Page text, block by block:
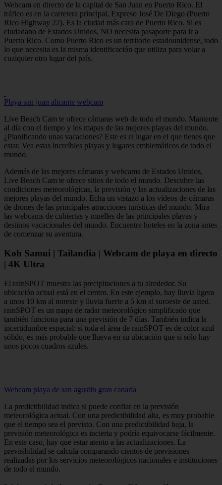
Webcam en directo de la capital de San Juan en Puerto Rico. El
tráfico es en la carretera principal, Expreso José De Diego (Puerto
Rico Highway 22). Es la ciudad más cara de Puerto Rico. Si es
ciudadano de Estados Unidos, NO necesita pasaporte para ir a
Puerto Rico. Como Puerto Rico es un territorio estadounidense, todo
lo que necesita es la misma identificación que utiliza para volar a
cualquier otro lugar del país.
Playa san juan alicante webcam
Live Beach Cam te ofrece cámaras web de todo el mundo. Mantente
al día con el tiempo y los mapas de las mejores playas del mundo.
¿Planificando unas vacaciones? Este es el lugar en el que tienes que
estar. Vea estas increíbles playas y lugares emblemáticos de todo el
mundo.
Además de las mejores cámaras y webcams de Estados Unidos,
Live Beach Cam te ofrece sitios de todo el mundo. Descubre las
condiciones meteorológicas, la previsión y las actualizaciones de las
mejores playas del mundo. Echa un vistazo a los vídeos de cámaras
de drones de las principales atracciones turísticas del mundo. Mira
las webcams de cubiertas y muelles de las principales playas y
destinos vacacionales del mundo. Encuentre hoteles en la zona antes
de comenzar su aventura.
Koh Samui | Tailandia | Webcam de playa en directo
| 4K Ultra
El rainSPOT muestra las precipitaciones a tu alrededor. Su
ubicación actual está en el centro. En este ejemplo, hay lluvia ligera
a unos 10 km al noreste y lluvia fuerte a 5 km al suroeste de usted.
rainSPOT es un mapa de radar meteorológico simplificado que
también funciona para una previsión de 7 días. También indica la
incertidumbre espacial: si toda el área de rainSPOT es de color azul
sólido, es más probable que llueva en su ubicación que si sólo hay
unos pocos cuadros azules.
Webcam playa de san agustin gran canaria
La predictibilidad indica si puede confiar en la previsión
meteorológica actual. Con una predictibilidad alta, es muy probable
que el tiempo sea el previsto. Con una predictibilidad baja, la
previsión meteorológica es incierta y podría equivocarse fácilmente.
En este caso, hay que estar atento a las actualizaciones. La
previsibilidad se calcula comparando cientos de previsiones
realizadas por los servicios meteorológicos nacionales e instituciones
de todo el mundo.